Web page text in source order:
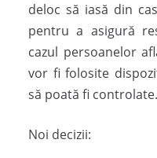
deloc să iasă din
pentru a asigură
cazul persoanelor
vor fi folosite
să poată fi controlate.
Noi decizii: